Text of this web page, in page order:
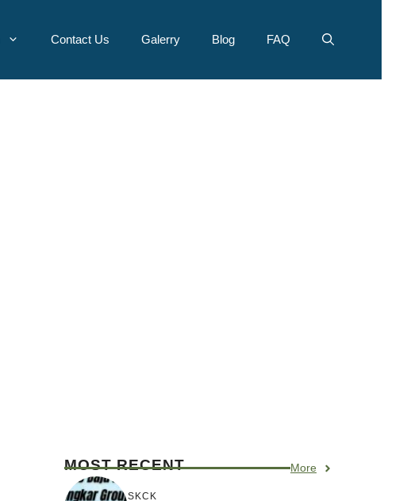
Contact Us Galerry Blog FAQ
MOST RECENT More
SKCK